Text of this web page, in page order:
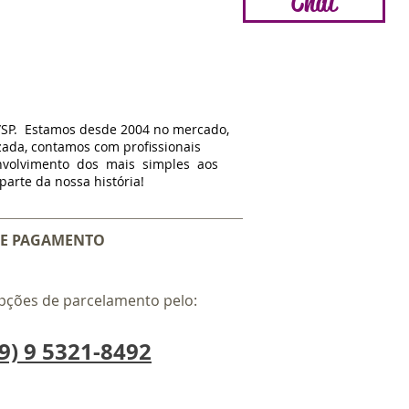
Estamos desde 2004 no mercado,
contamos com profissionais
dos mais simples aos
da nossa história!
PAGAMENTO
de parcelamento pelo:
9 5321-8492